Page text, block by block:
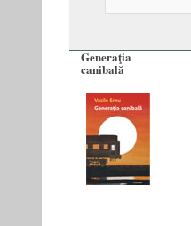
Generaţia
canibală